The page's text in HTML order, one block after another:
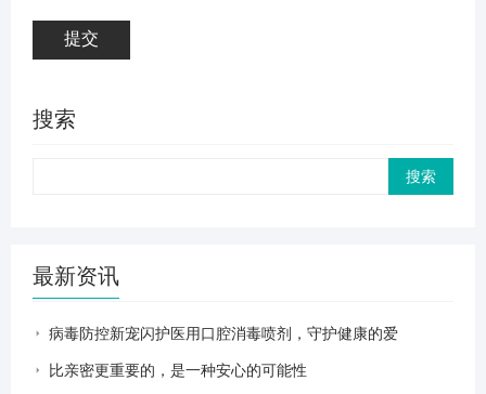
搜索
最新资讯
病毒防控新宠闪护医用口腔消毒喷剂，守护健康的爱
比亲密更重要的，是一种安心的可能性